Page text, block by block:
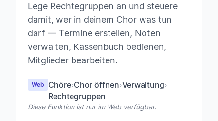
Lege Rechtegruppen an und steuere
damit, wer in deinem Chor was tun
darf — Termine erstellen, Noten
verwalten, Kassenbuch bedienen,
Mitglieder bearbeiten.
Web Chöre›Chor öffnen›Verwaltung›
Rechtegruppen
Diese Funktion ist nur im Web verfügbar.